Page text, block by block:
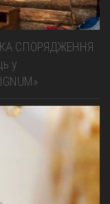
СПОРЯДЖЕННЯ
у